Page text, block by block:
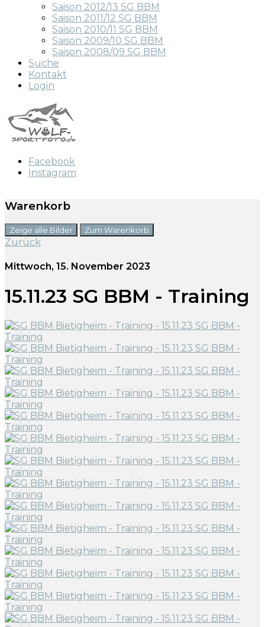
Saison 2012/13 SG BBM
Saison 2011/12 SG BBM
Saison 2010/11 SG BBM
Saison 2009/10 SG BBM
Saison 2008/09 SG BBM
Suche
Kontakt
Login
Facebook
Instagram
Warenkorb
Zeige alle Bilder Zum Warenkorb
Zurück
Mittwoch, 15. November 2023
15.11.23 SG BBM - Training